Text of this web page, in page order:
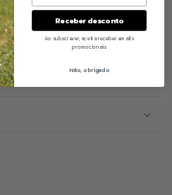
Receber desconto
Ao subscrever, aceita receber emails
promocionais
Não, obrigado